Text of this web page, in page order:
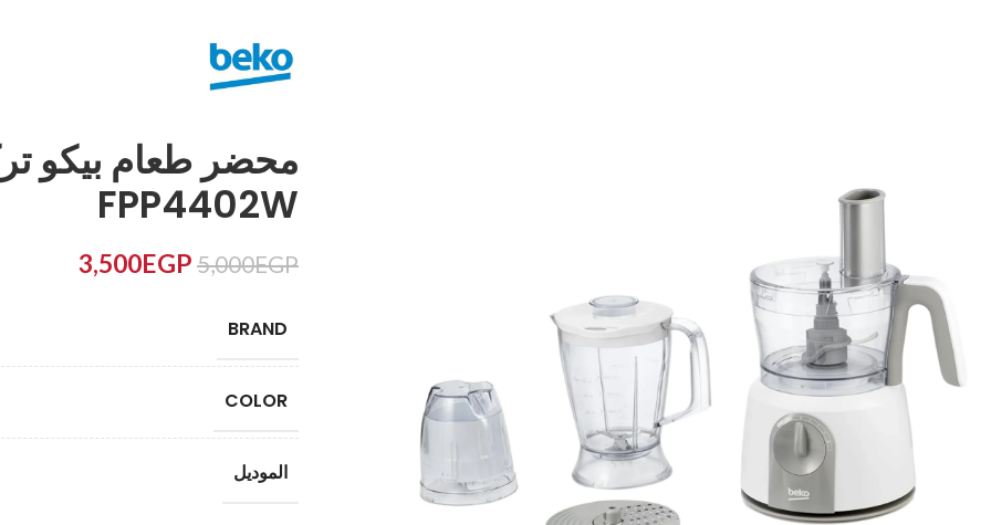
FPP4402W
5,000EGP
3,500EGP
BRAND
COLOR
الموديل